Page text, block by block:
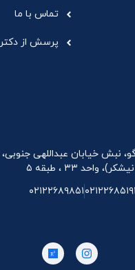
تماس با ما
پرسش از دکتر
۳۳ ، طبقه ۵
۰۲۱۲۲۶۸۵۱۹۱۰۲۱۲۲۶۸۹۸۵۱